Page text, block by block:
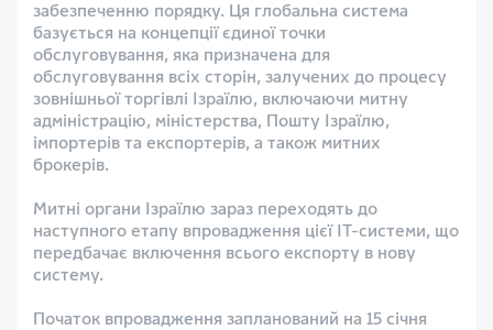
забезпеченню порядку. Ця глобальна система
базується на концепції єдиної точки
обслуговування, яка призначена для
обслуговування всіх сторін, залучених до процесу
зовнішньої торгівлі Ізраїлю, включаючи митну
адміністрацію, міністерства, Пошту Ізраїлю,
імпортерів та експортерів, а також митних
брокерів.
Митні органи Ізраїлю зараз переходять до
наступного етапу впровадження цієї ІТ-системи, що
передбачає включення всього експорту в нову
систему.
Початок впровадження запланований на 15 січня